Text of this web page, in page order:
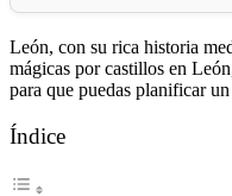
León, con su rica historia
mágicas por castillos en
para que puedas planificar
Índice